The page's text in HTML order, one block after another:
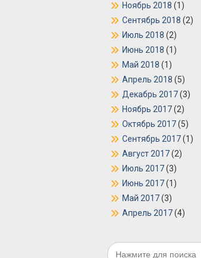
Ноябрь 2018 (1)
Сентябрь 2018 (2)
Июль 2018 (2)
Июнь 2018 (1)
Май 2018 (1)
Апрель 2018 (5)
Декабрь 2017(3)
Ноябрь 2017(2)
Октябрь 2017(5)
Сентябрь 2017(1)
Август 2017(2)
Июль 2017(3)
Июнь 2017(1)
Май 2017(3)
Апрель 2017(4)
Поиск